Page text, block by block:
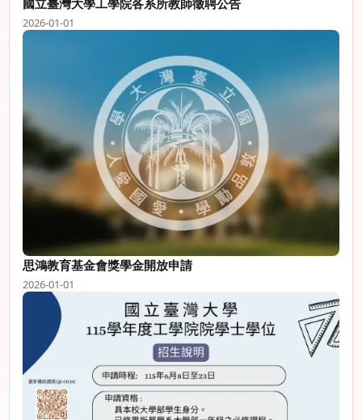
2026-01-01
思鴻教育基金會獎學金開放申請
2026-01-01